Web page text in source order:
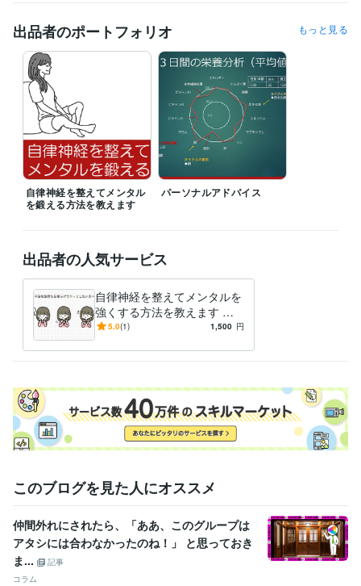
ライティング・翻訳 医療記事の執筆
出品者のポートフォリオ もっと見る
自律神経を整えてメンタル
を鍛える方法を教えます
パーソナルアドバイス
出品者の人気サービス
自律神経を整えてメンタルを
強くする方法を教えます 自
律神経はこの食事で整う-全5
5.0(1) 1,500 円
このブログを見た人にオススメ
仲間外れにされたら、「ああ、このグループは
アタシには合わなかったのね！」 と思っておき
ま...
記事
コラム